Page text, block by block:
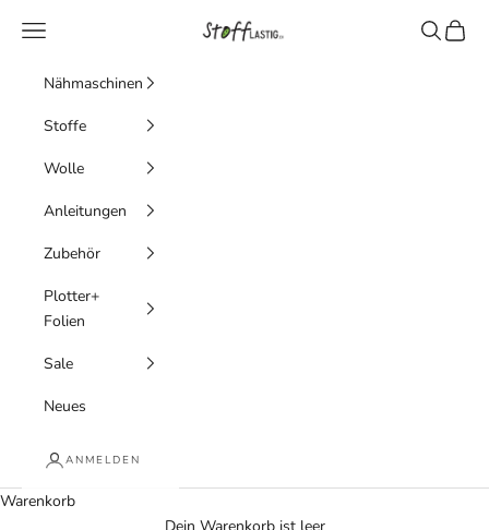
Stofflastig
Menü Suchen
Nähmaschinen
Stoffe
Wolle
Anleitungen
Zubehör
Plotter+
Folien
Sale
Neues
ANMELDEN
Warenkorb
Dein Warenkorb ist leer